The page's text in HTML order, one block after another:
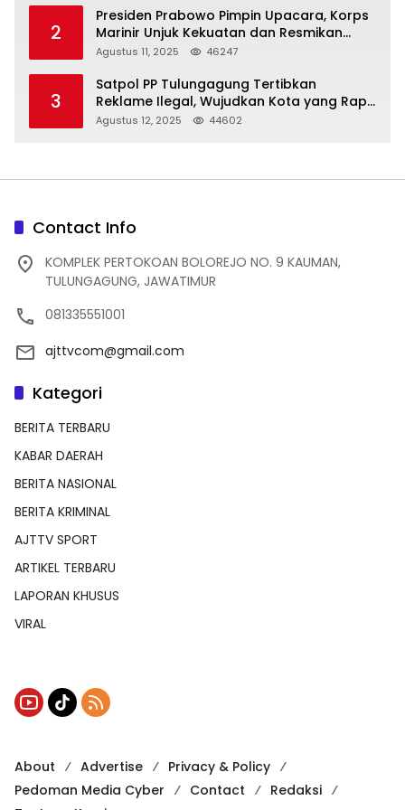
2
Presiden Prabowo Pimpin Upacara, Korps
Marinir Unjuk Kekuatan dan Resmikan
Struktur Baru
Agustus 11, 2025 46247
3
Satpol PP Tulungagung Tertibkan
Reklame Ilegal, Wujudkan Kota yang Rapi
dan Indah
Agustus 12, 2025 44602
Contact Info
KOMPLEK PERTOKOAN BOLOREJO NO. 9 KAUMAN,
TULUNGAGUNG, JAWATIMUR
081335551001
ajttvcom@gmail.com
Kategori
BERITA TERBARU
KABAR DAERAH
BERITA NASIONAL
BERITA KRIMINAL
AJTTV SPORT
ARTIKEL TERBARU
LAPORAN KHUSUS
VIRAL
About Advertise
Privacy & Policy
Pedoman Media Cyber
Contact
Redaksi